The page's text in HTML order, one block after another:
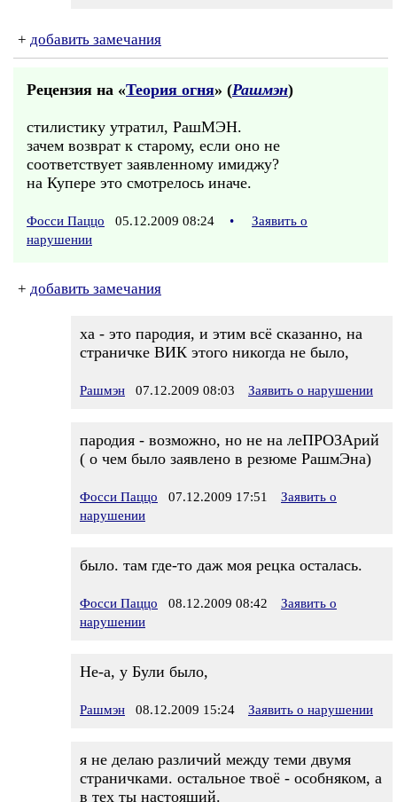
+ добавить замечания
Рецензия на «Теория огня» (Рашмэн)
стилистику утратил, РашМЭН.
зачем возврат к старому, если оно не
соответствует заявленному имиджу?
на Купере это смотрелось иначе.
Фосси Паццо 05.12.2009 08:24 •
Заявить о
нарушении
+ добавить замечания
ха - это пародия, и этим всё сказанно, на
страничке ВИК этого никогда не было,
Рашмэн 07.12.2009 08:03 Заявить о нарушении
пародия - возможно, но не на леПРОЗАрий
( о чем было заявлено в резюме РашмЭна)
Фосси Паццо 07.12.2009 17:51
Заявить о
нарушении
было. там где-то даж моя рецка осталась.
Фосси Паццо 08.12.2009 08:42
Заявить о
нарушении
Не-а, у Були было,
Рашмэн 08.12.2009 15:24 Заявить о нарушении
я не делаю различий между теми двумя
страничками. остальное твоё - особняком, а
в тех ты настоящий.